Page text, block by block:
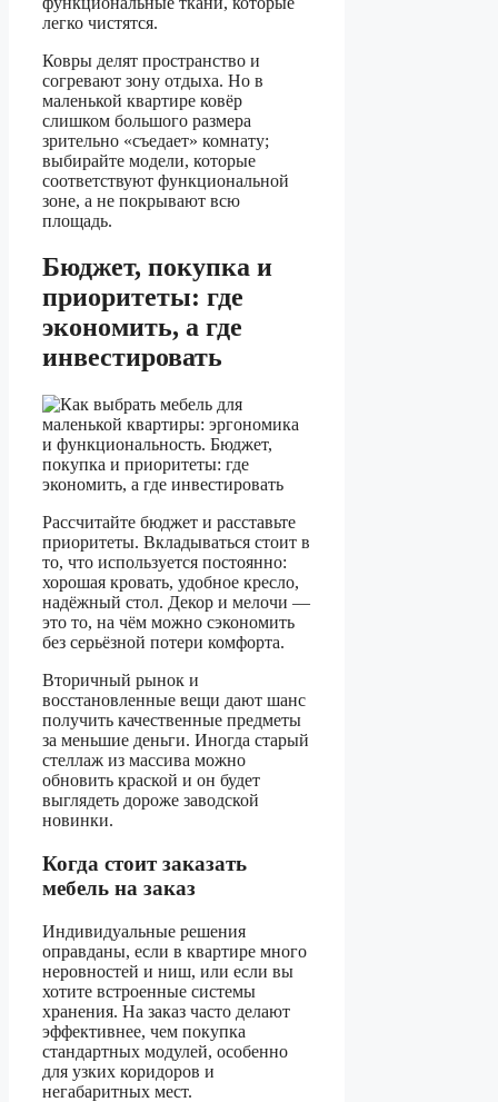
легко чистятся.
Ковры делят пространство и
согревают зону отдыха. Но в
маленькой квартире ковёр
слишком большого размера
зрительно «съедает» комнату;
выбирайте модели, которые
соответствуют функциональной
зоне, а не покрывают всю
площадь.
Бюджет, покупка и
приоритеты: где
экономить, а где
инвестировать
Рассчитайте бюджет и расставьте
приоритеты. Вкладываться стоит в
то, что используется постоянно:
хорошая кровать, удобное кресло,
надёжный стол. Декор и мелочи —
это то, на чём можно сэкономить
без серьёзной потери комфорта.
Вторичный рынок и
восстановленные вещи дают шанс
получить качественные предметы
за меньшие деньги. Иногда старый
стеллаж из массива можно
обновить краской и он будет
выглядеть дороже заводской
новинки.
Когда стоит заказать
мебель на заказ
Индивидуальные решения
оправданы, если в квартире много
неровностей и ниш, или если вы
хотите встроенные системы
хранения. На заказ часто делают
эффективнее, чем покупка
стандартных модулей, особенно
для узких коридоров и
негабаритных мест.